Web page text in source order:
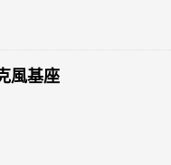
風基座